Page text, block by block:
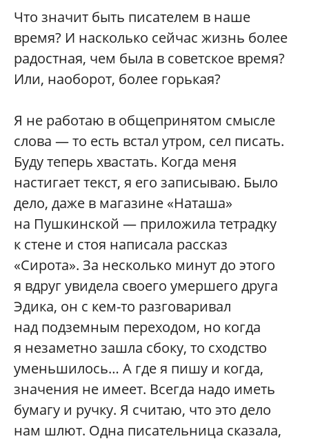
Что значит быть писателем в наше
время? И насколько сейчас жизнь более
радостная, чем была в советское время?
Или, наоборот, более горькая?
Я не работаю в общепринятом смысле
слова — то есть встал утром, сел писать.
Буду теперь хвастать. Когда меня
настигает текст, я его записываю. Было
дело, даже в магазине «Наташа»
на Пушкинской — приложила тетрадку
к стене и стоя написала рассказ
«Сирота». За несколько минут до этого
я вдруг увидела своего умершего друга
Эдика, он с кем-то разговаривал
над подземным переходом, но когда
я незаметно зашла сбоку, то сходство
уменьшилось… А где я пишу и когда,
значения не имеет. Всегда надо иметь
бумагу и ручку. Я считаю, что это дело
нам шлют. Одна писательница сказала,